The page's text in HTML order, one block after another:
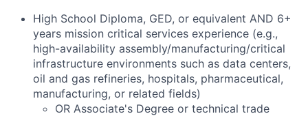
High School Diploma, GED, or equivalent AND 6+
years mission critical services experience (e.g.,
high-availability assembly/manufacturing/critical
infrastructure environments such as data centers,
oil and gas refineries, hospitals, pharmaceutical,
manufacturing, or related fields)
OR Associate's Degree or technical trade